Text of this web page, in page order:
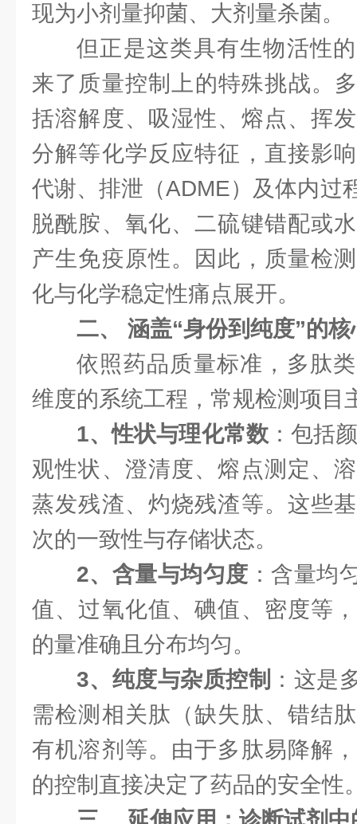
现为小剂量抑菌、大剂量杀菌。
但正是这类具有生物活性
来了质量控制上的特殊挑战。
括溶解度、吸湿性、熔点、挥
分解等化学反应特征，直接影
代谢、排泄（ADME）及体内过
脱酰胺、氧化、二硫键错配或
产生免疫原性。因此，质量检
化与化学稳定性痛点展开。
二、 涵盖“身份到纯度”的
依照药品质量标准，多肽
维度的系统工程，常规检测项目
1、性状与理化常数：包括
观性状、澄清度、熔点测定、
蒸发残渣、灼烧残渣等。这些
次的一致性与存储状态。
2、含量与均匀度 ：含量均
值、过氧化值、碘值、密度等
的量准确且分布均匀。
3、纯度与杂质控制 ：这是
需检测相关肽（缺失肽、错结
有机溶剂等。由于多肽易降解
的控制直接决定了药品的安全性